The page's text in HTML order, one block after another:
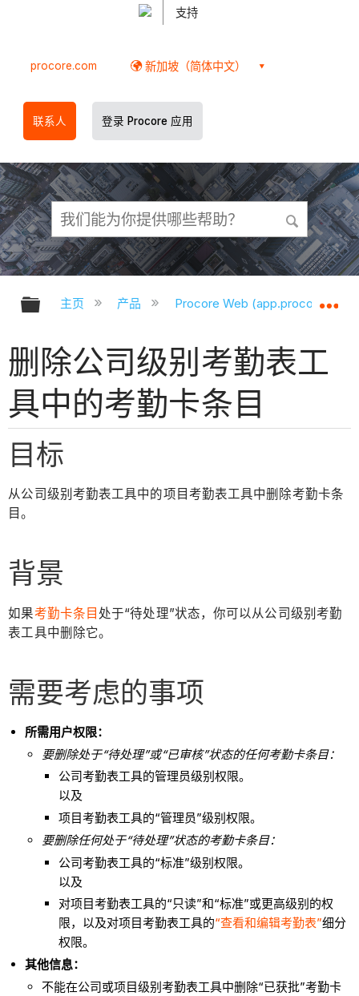
支持
procore.com 新加坡（简体中文）
联系人 登录 Procore 应用
扩展/隐缩全局层次
主页 产品 Procore Web
删除公司级别考勤表工
具中的考勤卡条目
目标
从公司级别考勤表工具中的项目考勤表工具中删除考勤卡条
目。
背景
如果考勤卡条目 处于“待处理”状态，你可以从公司级别考勤
表工具中删除它。
需要考虑的事项
所需用户权限：
要删除处于“待处理”或“已审核”状态的任何考勤卡条目：
公司考勤表工具的管理员级别权限。
以及
项目考勤表工具的“管理员”级别权限。
要删除任何处于“待处理”状态的考勤卡条目：
公司考勤表工具的“标准”级别权限。
以及
对项目考勤表工具的“只读”和“标准”或更高级别的权
限，以及对项目考勤表工具的“查看和编辑考勤表”细分
权限。
其他信息：
不能在公司或项目级别考勤表工具中删除“已获批”考勤卡